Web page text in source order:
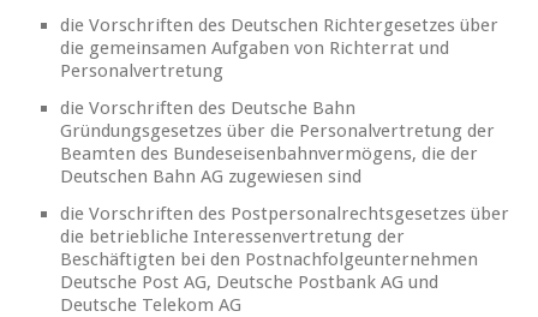
die Vorschriften des Deutschen Richtergesetzes über
die gemeinsamen Aufgaben von Richterrat und
Personalvertretung
die Vorschriften des Deutsche Bahn
Gründungsgesetzes über die Personalvertretung der
Beamten des Bundeseisenbahnvermögens, die der
Deutschen Bahn AG zugewiesen sind
die Vorschriften des Postpersonalrechtsgesetzes über
die betriebliche Interessenvertretung der
Beschäftigten bei den Postnachfolgeunternehmen
Deutsche Post AG, Deutsche Postbank AG und
Deutsche Telekom AG